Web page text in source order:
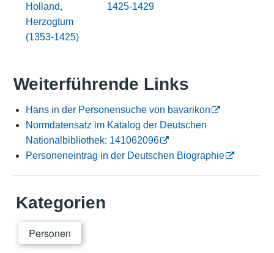
Holland,
Herzogtum
(1353-1425)
1425-1429
Weiterführende Links
Hans in der Personensuche von bavarikon
Normdatensatz im Katalog der Deutschen
Nationalbibliothek: 141062096
Personeneintrag in der Deutschen Biographie
Kategorien
Personen